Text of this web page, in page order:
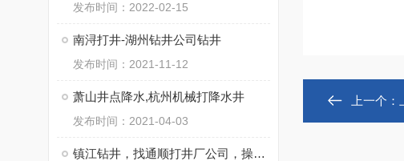
发布时间：2022-02-15
南浔打井-湖州钻井公司钻井
发布时间：2021-11-12
萧山井点降水,杭州机械打降水井
发布时间：2021-04-03
镇江钻井，找通顺打井厂公司，操作施工快
上一个：